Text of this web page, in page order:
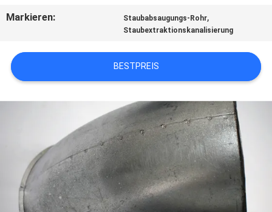
SITEMAP
PRIVACY
POLICY
Markieren: Staubabsaugungs-Rohr,
Staubextraktionskanalisierung
BESTPREIS